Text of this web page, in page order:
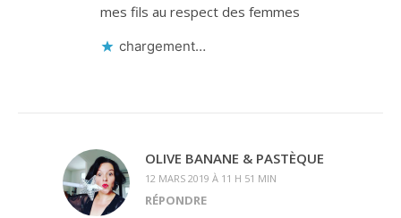
mes fils au respect des femmes
chargement…
OLIVE BANANE & PASTÈQUE
12 MARS 2019 À 11 H 51 MIN
RÉPONDRE